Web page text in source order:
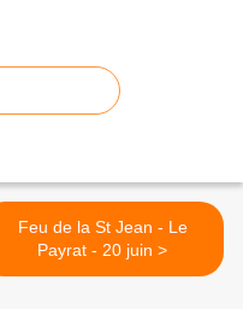
Feu de la St Jean - Le
Payrat - 20 juin >